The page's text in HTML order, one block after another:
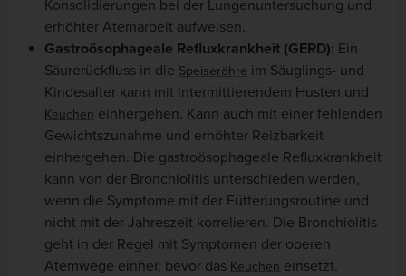
Konsolidierungen bei der Lungenuntersuchung und
erhöhter Atemarbeit aufweisen.
Gastroösophageale Refluxkrankheit (GERD): Ein
Säurerückfluss in die Speiseröhre im Säuglings- und
Kindesalter kann mit intermittierendem Husten und
Keuchen einhergehen. Kann auch mit einer fehlenden
Gewichtszunahme und erhöhter Reizbarkeit
einhergehen. Die gastroösophageale Refluxkrankheit
kann von der Bronchiolitis unterschieden werden,
wenn die Symptome mit der Fütterungsroutine und
nicht mit der Jahreszeit korrelieren. Die Bronchiolitis
geht in der Regel mit Symptomen der oberen
Atemwege einher, bevor das Keuchen einsetzt.